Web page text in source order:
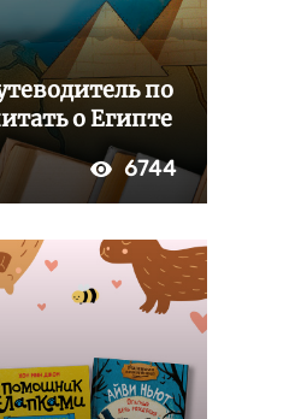
по
о Египте
6744